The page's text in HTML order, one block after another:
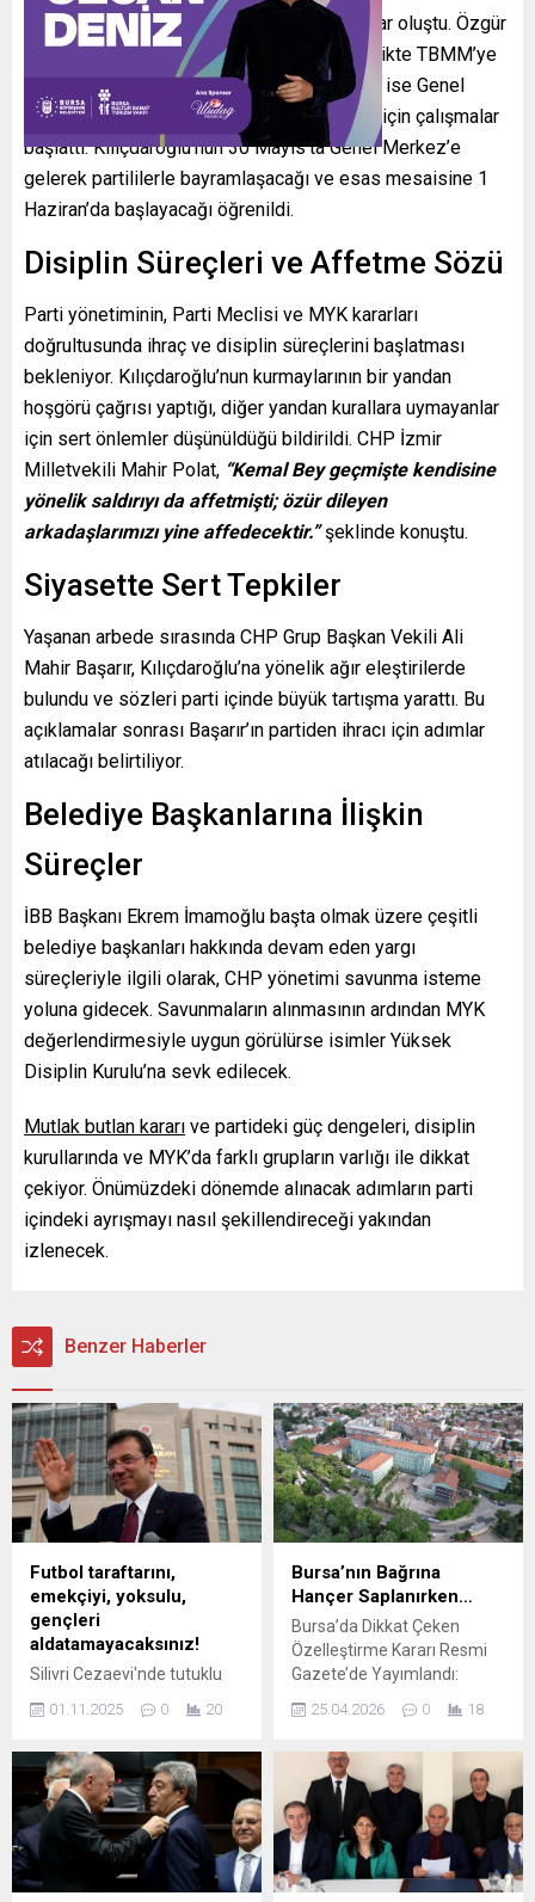
Olayların ardından parti binasında ciddi hasar oluştu. Özgür
Özel, binayı terk ederek destekçileriyle birlikte TBMM’ye
doğru yürüyüşe geçti; Kılıçdaroğlu’nun ekibi ise Genel
Merkez’e giriş yaptı ve hasarın giderilmesi için çalışmalar
başlattı. Kılıçdaroğlu’nun 30 Mayıs’ta Genel Merkez’e
gelerek partililerle bayramlaşacağı ve esas mesaisine 1
Haziran’da başlayacağı öğrenildi.
Disiplin Süreçleri ve Affetme Sözü
Parti yönetiminin, Parti Meclisi ve MYK kararları
doğrultusunda ihraç ve disiplin süreçlerini başlatması
bekleniyor. Kılıçdaroğlu’nun kurmaylarının bir yandan
hoşgörü çağrısı yaptığı, diğer yandan kurallara uymayanlar
için sert önlemler düşünüldüğü bildirildi. CHP İzmir
Milletvekili Mahir Polat, “Kemal Bey geçmişte kendisine
yönelik saldırıyı da affetmişti; özür dileyen
arkadaşlarımızı yine affedecektir.”şeklinde konuştu.
Siyasette Sert Tepkiler
Yaşanan arbede sırasında CHP Grup Başkan Vekili Ali
Mahir Başarır, Kılıçdaroğlu’na yönelik ağır eleştirilerde
bulundu ve sözleri parti içinde büyük tartışma yarattı. Bu
açıklamalar sonrası Başarır’ın partiden ihracı için adımlar
atılacağı belirtiliyor.
Belediye Başkanlarına İlişkin
Süreçler
İBB Başkanı Ekrem İmamoğlu başta olmak üzere çeşitli
belediye başkanları hakkında devam eden yargı
süreçleriyle ilgili olarak, CHP yönetimi savunma isteme
yoluna gidecek. Savunmaların alınmasının ardından MYK
değerlendirmesiyle uygun görülürse isimler Yüksek
Disiplin Kurulu’na sevk edilecek.
Mutlak butlan kararı ve partideki güç dengeleri, disiplin
kurullarında ve MYK’da farklı grupların varlığı ile dikkat
çekiyor. Önümüzdeki dönemde alınacak adımların parti
içindeki ayrışmayı nasıl şekillendireceği yakından
izlenecek.
Benzer Haberler
Futbol taraftarını,
emekçiyi, yoksulu,
gençleri
aldatamayacaksınız!
Silivri Cezaevi'nde tutuklu
bulunan CHP'nin
cumhurbaşkanı adayı Ekrem
operasyonlarına değindi.
01.11.2025 0 20
Bursa’nın Bağrına
Hançer Saplanırken…
Bursa’da Dikkat Çeken
Özelleştirme Kararı Resmi
Gazete’de Yayımlandı:
Sağlık Tesisleri Satışa
Çıkıyor Bursa’da, sağlık
yaşandı. Cumhurbaşkanı
kararıyla kentte bulunan 4
taşınmaz, özelleştirme
kapsamına alındı. Resmi
Gazete’de yayımlanan karar,
Bursa halkı ve sağlık
25.04.2026 0 18